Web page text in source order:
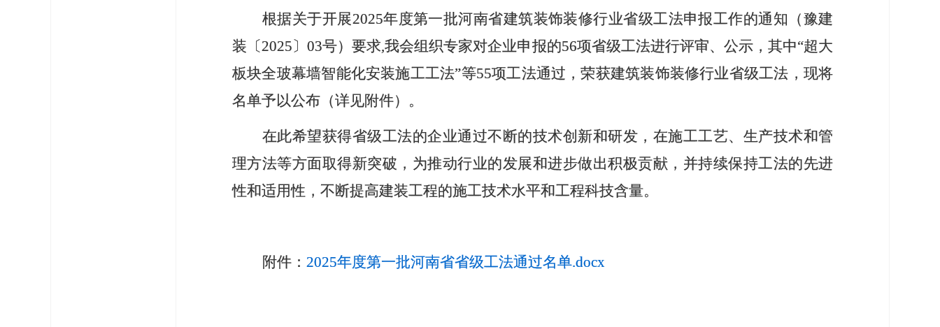
根据关于开展2025年度第一批河南省建筑装饰装修行业省级工法申报工作的通知（豫建
装〔2025〕03号）要求,我会组织专家对企业申报的56项省级工法进行评审、公示，其中“超大
板块全玻幕墙智能化安装施工工法”等55项工法通过，荣获建筑装饰装修行业省级工法，现将
名单予以公布（详见附件）。
在此希望获得省级工法的企业通过不断的技术创新和研发，在施工工艺、生产技术和管
理方法等方面取得新突破，为推动行业的发展和进步做出积极贡献，并持续保持工法的先进
性和适用性，不断提高建装工程的施工技术水平和工程科技含量。
附件： 2025年度第一批河南省省级工法通过名单.docx